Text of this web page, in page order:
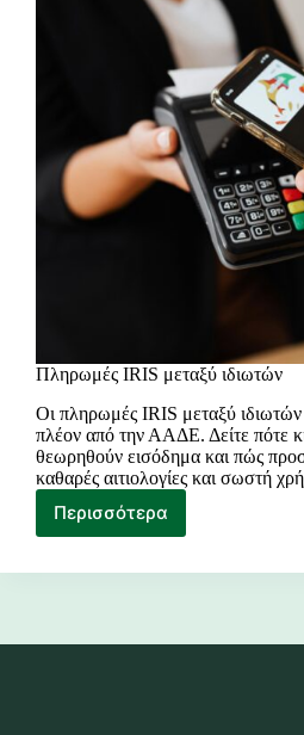
Πληρωμές IRIS μεταξύ ιδιωτών
Οι πληρωμές IRIS μεταξύ ιδιωτών
πλέον από την ΑΑΔΕ. Δείτε πότε
θεωρηθούν εισόδημα και πώς
καθαρές αιτιολογίες και σωστή
Περισσότερα
Πληρωμές
μεταξύ